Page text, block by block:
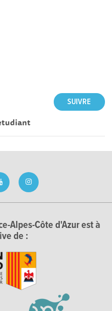
SUIVRE
Alpes-Côte d'Azur est à
de :